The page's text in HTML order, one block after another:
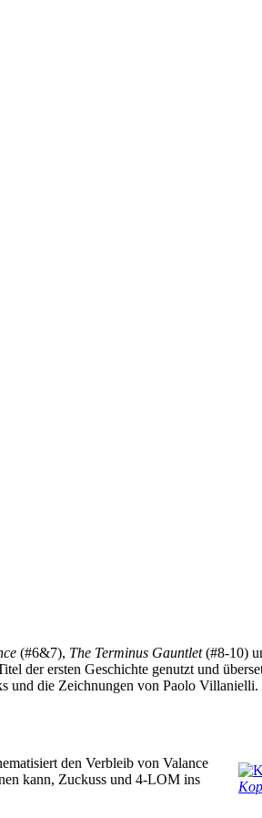
(#6&7), The Terminus Gauntlet(#8-10)
der ersten Geschichte genutzt und
und die Zeichnungen von Paolo Villanielli.
den Verbleib von Valance
kann, Zuckuss und 4-LOM ins